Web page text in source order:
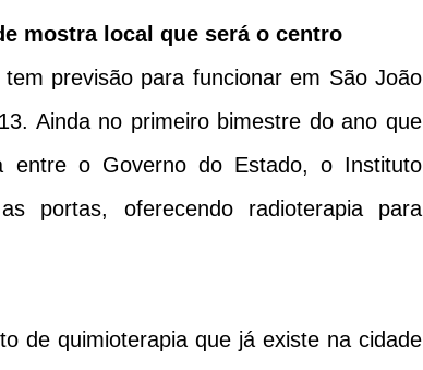
mostra local que será o centro
previsão para funcionar em São João
Ainda no primeiro bimestre do ano que
entre o Governo do Estado, o Instituto
portas, oferecendo radioterapia para
de quimioterapia que já existe na cidade